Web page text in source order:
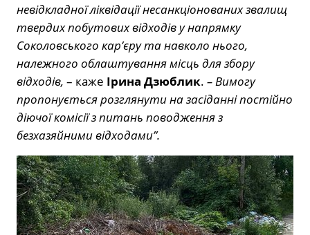
невідкладної ліквідації несанкціонованих звалищ
твердих побутових відходів у напрямку
Соколовського кар’єру та навколо нього,
належного облаштування місць для збору
відходів, – каже Ірина Дзюблик. – Вимогу
пропонується розглянути на засіданні постійно
діючої комісії з питань поводження з
безхазяйними відходами”.